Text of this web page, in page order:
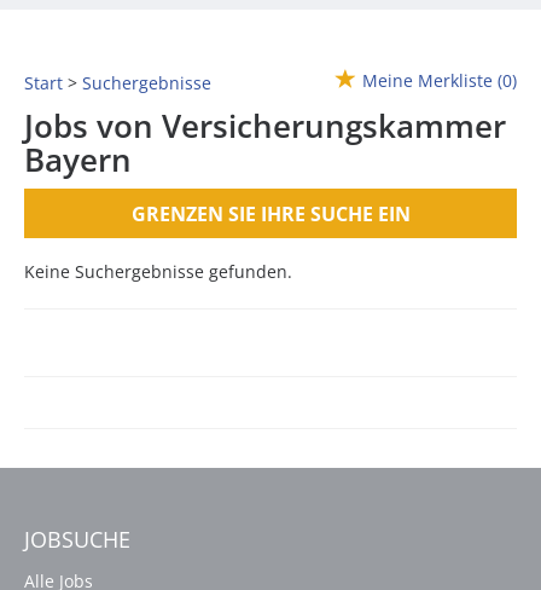
Start Suchergebnisse Meine Merkliste (0)
Jobs von Versicherungskammer
Bayern
GRENZEN SIE IHRE SUCHE EIN
Keine Suchergebnisse gefunden.
JOBSUCHE
Alle Jobs